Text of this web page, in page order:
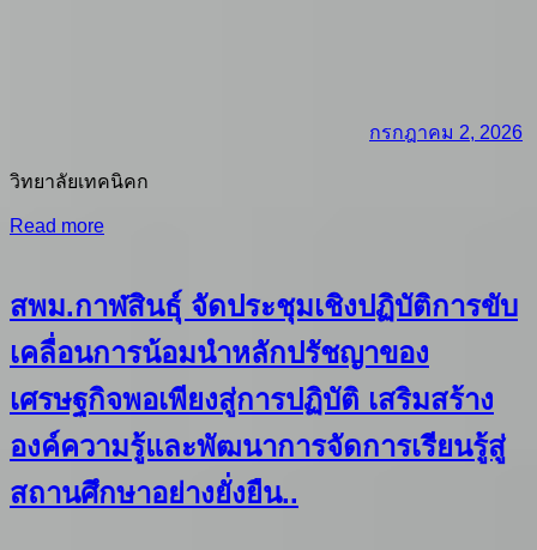
กรกฎาคม 2, 2026
วิทยาลัยเทคนิคก
Read more
สพม.กาฬสินธุ์ จัดประชุมเชิงปฏิบัติการขับ
เคลื่อนการน้อมนำหลักปรัชญาของ
เศรษฐกิจพอเพียงสู่การปฏิบัติ เสริมสร้าง
องค์ความรู้และพัฒนาการจัดการเรียนรู้สู่
สถานศึกษาอย่างยั่งยืน..